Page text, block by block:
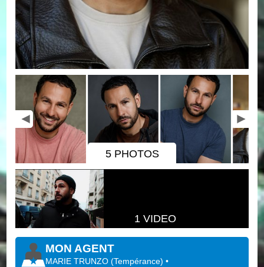
5 PHOTOS
1 VIDEO
MON AGENT
MARIE TRUNZO (Tempérance)•